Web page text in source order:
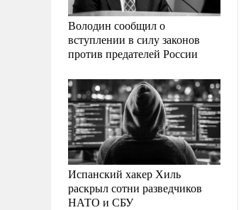
Володин сообщил о
вступлении в силу законов
против предателей России
Испанский хакер Хиль
раскрыл сотни разведчиков
НАТО и СБУ